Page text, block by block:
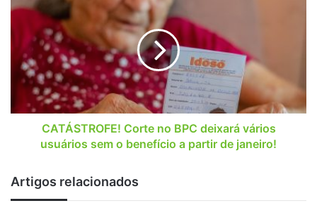
Corte
BPC
deixará
vários
usuários
o
benefício
janeiro!
CATÁSTROFE! Corte no BPC deixará vários
usuários sem o benefício a partir de janeiro!
Artigos relacionados